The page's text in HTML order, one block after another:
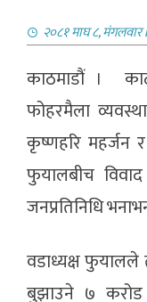
२०८१ माघ ८, मंगलवार
काठमाडौं ।
फोहरमैला
कृष्णहरि महर्जन
फुयालबीच
जनप्रतिनिधि
वडाध्यक्ष फुयालले
बुझाउने ७ करोड